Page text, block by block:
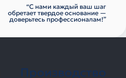
“С нами каждый ваш шаг
обретает твердое основание —
доверьтесь профессионалам!”
Производство